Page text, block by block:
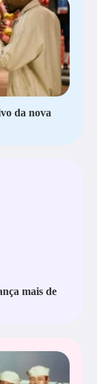
da nova
mais de